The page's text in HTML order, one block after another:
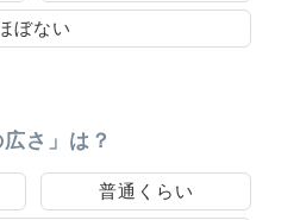
ぼない
さ」は？
普通くらい